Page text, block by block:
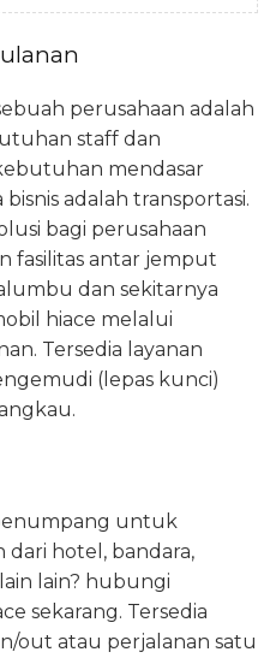
perusahaan adalah
staff dan
mendasar
adalah transportasi.
bagi perusahaan
fasilitas antar jemput
dan sekitarnya
hiace melalui
Tersedia layanan
(lepas kunci)
untuk
hotel, bandara,
lain? hubungi
sekarang. Tersedia
out atau perjalanan satu